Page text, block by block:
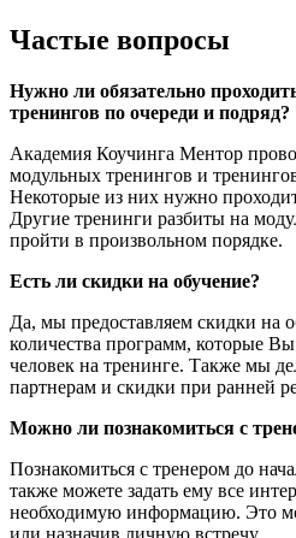
Частые вопросы
Нужно ли обязательно
тренингов по очереди и подряд?
Академия Коучинга Ментор
модульных тренингов и
Некоторые из них нужно
Другие тренинги разбиты на
пройти в произвольном порядке.
Есть ли скидки на обучение?
Да, мы предоставляем скидки на
количества программ, которые Вы
человек на тренинге. Также мы
партнерам и скидки при ранней
Можно ли познакомиться с
Познакомиться с тренером до
также можете задать ему все
необходимую информацию. Это
или назначив личную встречу.